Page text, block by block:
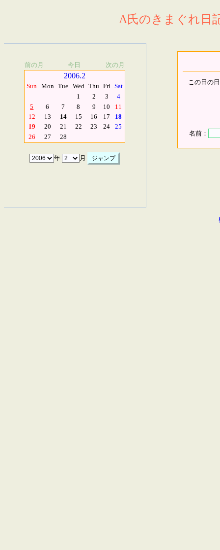
A氏のきまぐれ日
前の月 今日 次の月
2006.2
Sun Mon Tue Wed Thu Fri Sat
1
2 3
4
5
6 7 8 9 10
11
12
13 14 15 16 17
18
19
20 21 22 23 24
25
26
27 28
年 月
この日の
名前：